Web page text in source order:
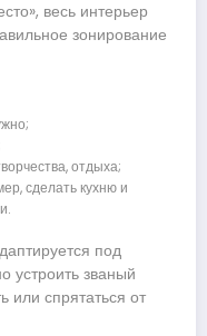
весь интерьер
зонирование
отдыха;
сделать кухню и
под
устроить званый
или спрятаться от